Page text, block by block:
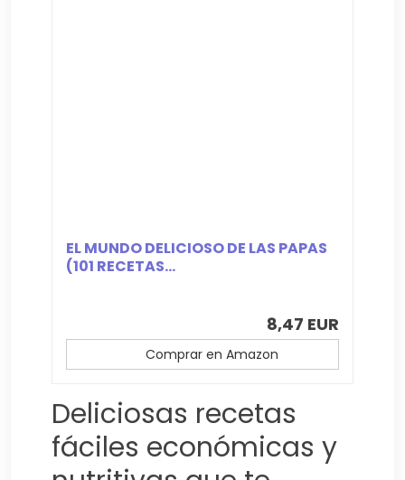
EL MUNDO DELICIOSO DE LAS PAPAS
(101 RECETAS...
8,47 EUR
Comprar en Amazon
Deliciosas recetas
fáciles económicas y